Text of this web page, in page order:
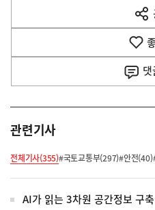
음
댓
관련기사
전체기사(355)#국토교통부(297)#안전(40)
AI가 읽는 3차원 공간정보 구축